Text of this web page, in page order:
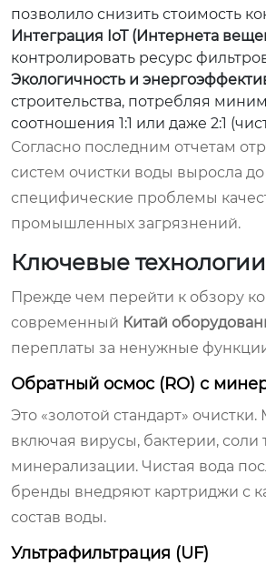
позволило снизить стоимость
Интеграция IoT (Интернета
контролировать ресурс
Экологичность и
строительства, потребляя
соотношения 1:1 или даже 2:1
Согласно последним отчетам
систем очистки воды выросла
специфические проблемы
промышленных загрязнений.
Ключевые
Прежде чем перейти к обзору
современный Китай
переплаты за ненужные
Обратный осмос (RO) с
Это «золотой стандарт»
включая вирусы, бактерии, соли
минерализации. Чистая вода
бренды внедряют картриджи с
состав воды.
Ультрафильтрация (UF)